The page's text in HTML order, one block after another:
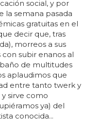
social, y por
la semana pasada
gratuitas en el
decir que, tras
morreos a sus
subir enanos al
de multitudes
aplaudimos que
entre tanto twerk y
sirve como
ya) del
conocida...